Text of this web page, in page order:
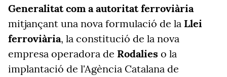
Generalitat com a autoritat ferroviària
mitjançant una nova formulació de la Llei
ferroviària, la constitució de la nova
empresa operadora de Rodalies o la
implantació de l'Agència Catalana de